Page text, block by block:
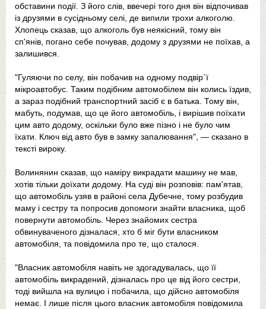
обставини події. З його слів, ввечері того дня він відпочивав
із друзями в сусідньому селі, де випили трохи алкоголю.
Хлопець сказав, що алкоголь був неякісний, тому він
сп'янів, погано себе почував, додому з друзями не поїхав, а
залишився.
"Гуляючи по селу, він побачив на одному подвір`ї
мікроавтобус. Таким подібним автомобілем він колись їздив,
а зараз подібний транспортний засіб є в батька. Тому він,
мабуть, подумав, що це його автомобіль, і вирішив поїхати
цим авто додому, оскільки було вже пізно і не було чим
їхати. Ключ від авто був в замку запалювання", — сказано в
тексті вироку.
Волинянин сказав, що наміру викрадати машину не мав,
хотів тільки доїхати додому. На суді він розповів: пам'ятав,
що автомобіль узяв в районі села Дубечне, тому розбудив
маму і сестру та попросив допомоги знайти власника, щоб
повернути автомобіль. Через знайомих сестра
обвинуваченого дізналася, хто б міг бути власником
автомобіля, та повідомила про те, що сталося.
"Власник автомобіля навіть не здогадувалась, що її
автомобіль викрадений, дізналась про це від його сестри,
тоді вийшла на вулицю і побачила, що дійсно автомобіля
немає. І лише після цього власник автомобіля повідомила